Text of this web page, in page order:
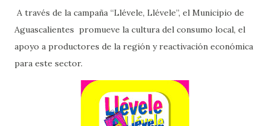
A través de la campaña “Llévele, Llévele”, el Municipio de
Aguascalientes promueve la cultura del consumo local, el
apoyo a productores de la región y reactivación económica
para este sector.